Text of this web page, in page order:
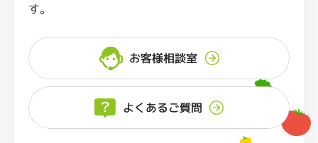
す。
お客様相談室
よくあるご質問